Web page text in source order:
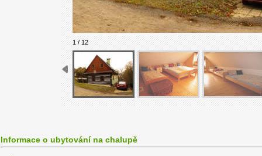
1 / 12
Informace o ubytování na chalupě